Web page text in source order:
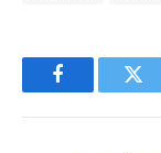
Facebook